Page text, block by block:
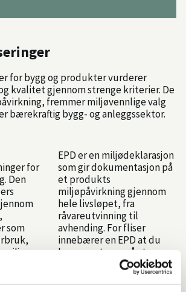
for bygg og produkter vurderer
kvalitet gjennom strenge kriterier. De
fremmer miljøvennlige valg
bærekraftig bygg- og anleggssektor.
for
Den
som
og
av
med
kan
EPD er en miljødeklarasjon
som gir dokumentasjon på
et produkts
miljøpåvirkning gjennom
hele livsløpet, fra
råvareutvinning til
avhending. For fliser
innebærer en EPD at du
kan være trygg på at
produktet er produsert
med tanke på ressursbruk,
energi, utslipp og